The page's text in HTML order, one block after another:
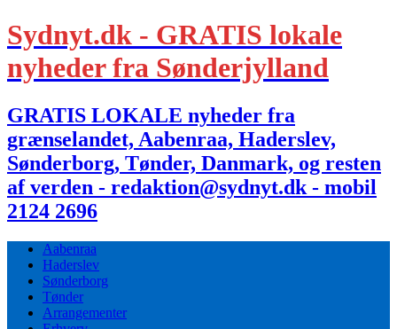
Sydnyt.dk - GRATIS lokale
nyheder fra Sønderjylland
GRATIS LOKALE nyheder fra
grænselandet, Aabenraa, Haderslev,
Sønderborg, Tønder, Danmark, og resten
af verden - redaktion@sydnyt.dk - mobil
2124 2696
Aabenraa
Haderslev
Sønderborg
Tønder
Arrangementer